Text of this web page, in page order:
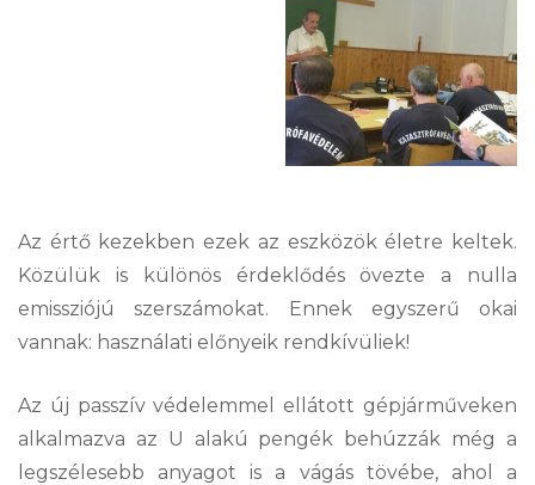
Az értő kezekben ezek az eszközök életre keltek.
Közülük is különös érdeklődés övezte a nulla
emissziójú szerszámokat. Ennek egyszerű okai
vannak: használati előnyeik rendkívüliek!
Az új passzív védelemmel ellátott gépjárműveken
alkalmazva az U alakú pengék behúzzák még a
legszélesebb anyagot is a vágás tövébe, ahol a